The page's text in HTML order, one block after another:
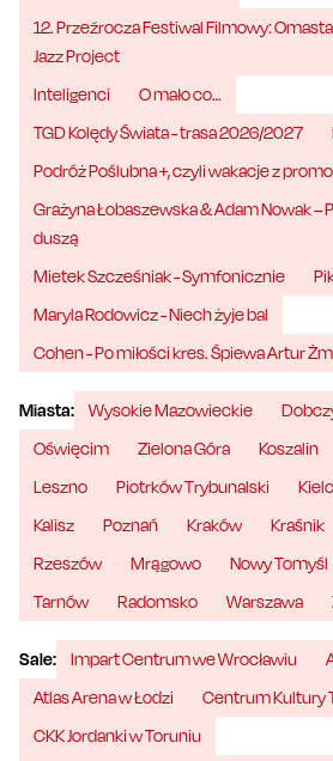
12. Przeźrocza Festiwal Filmowy:
Jazz Project
Inteligenci
O mało co…
TGD Kolędy Świata - trasa 2026/2027
Podróż Poślubna +, czyli wakacje z
Grażyna Łobaszewska & Adam Nowak –
duszą
Mietek Szcześniak - Symfonicznie
Maryla Rodowicz - Niech żyje bal
Cohen - Po miłości kres. Śpiewa Artur
Miasta: Wysokie Mazowieckie
Oświęcim
Zielona Góra Koszalin
Leszno
Piotrków Trybunalski
Kalisz
Poznań Kraków Kraśnik
Rzeszów
Mrągowo Nowy Tomyśl
Tarnów
Radomsko Warszawa
Sale: Impart Centrum we Wrocławiu
Atlas Arena w Łodzi
Centrum Kultury
CKK Jordanki w Toruniu